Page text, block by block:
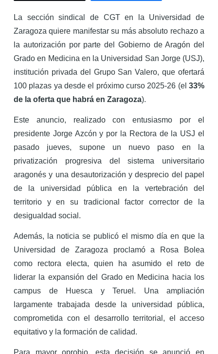
en
Universidad
San
La sección sindical de CGT en la Universidad de
Zaragoza quiere manifestar su más absoluto rechazo a
la autorización por parte del Gobierno de Aragón del
Grado en Medicina en la Universidad San Jorge (USJ),
institución privada del Grupo San Valero, que ofertará
100 plazas ya desde el próximo curso 2025-26 (el 33%
de la oferta que habrá en Zaragoza).
Este anuncio, realizado con entusiasmo por el
presidente Jorge Azcón y por la Rectora de la USJ el
pasado jueves, supone un nuevo paso en la
privatización progresiva del sistema universitario
aragonés y una desautorización y desprecio del papel
de la universidad pública en la vertebración del
territorio y en su tradicional factor corrector de la
desigualdad social.
Además, la noticia se publicó el mismo día en que la
Universidad de Zaragoza proclamó a Rosa Bolea
como rectora electa, quien ha asumido el reto de
liderar la expansión del Grado en Medicina hacia los
campus de Huesca y Teruel. Una ampliación
largamente trabajada desde la universidad pública,
comprometida con el desarrollo territorial, el acceso
equitativo y la formación de calidad.
Para mayor oprobio, esta decisión se anunció en